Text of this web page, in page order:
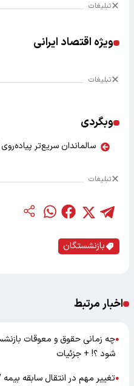
تبلیغات
ویژه اقتصاد ایرانی
تبلیغات
وبگردی
سالماندان سریع‌تر پیاده‌روی
تبلیغات
بازنشستگان
اخبار مرتبط
●چه زمانی حقوق و معوقات
شود ؟! + جزئیات
●تغییر مهم در انتقال سابقه